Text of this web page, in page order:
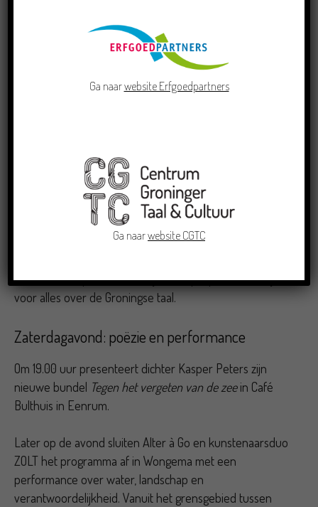
SPRAAKLAB. In de bioscoop van Kloosterburen draaien
landschapsfilms alsSilence of the Tidesen
Bezoekers kunnen aanschuiven bij het filosofisch
over landschap, of terecht bij het Pop-Up Broesloketje
voor alles over de Groningse taal.
Zaterdagavond: poëzie en performance
Om 19.00 uur presenteert dichter Kasper Peters zijn
nieuwe bundel Tegen het vergeten van de zeein Café
Bulthuis in Eenrum.
Later op de avond sluiten Alter à Go en kunstenaarsduo
ZOLT het programma af in Wongema met een
performance over water, landschap en
verantwoordelijkheid. Vanuit het grensgebied tussen
Ga naarwebsite Erfgoedpartners
Ga naarwebsite CGTC